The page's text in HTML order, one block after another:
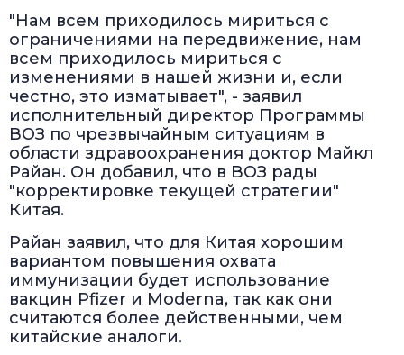
"Нам всем приходилось мириться с
ограничениями на передвижение, нам
всем приходилось мириться с
изменениями в нашей жизни и, если
честно, это изматывает", - заявил
исполнительный директор Программы
ВОЗ по чрезвычайным ситуациям в
области здравоохранения доктор Майкл
Райан. Он добавил, что в ВОЗ рады
"корректировке текущей стратегии"
Китая.
Райан заявил, что для Китая хорошим
вариантом повышения охвата
иммунизации будет использование
вакцин Pfizer и Moderna, так как они
считаются более действенными, чем
китайские аналоги.